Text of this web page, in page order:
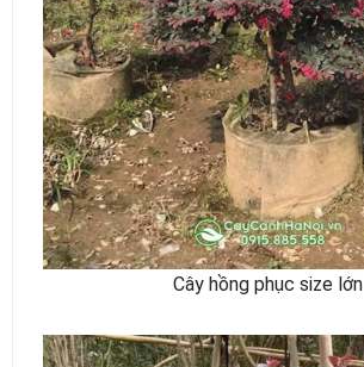
Cây hồng phục size lớn